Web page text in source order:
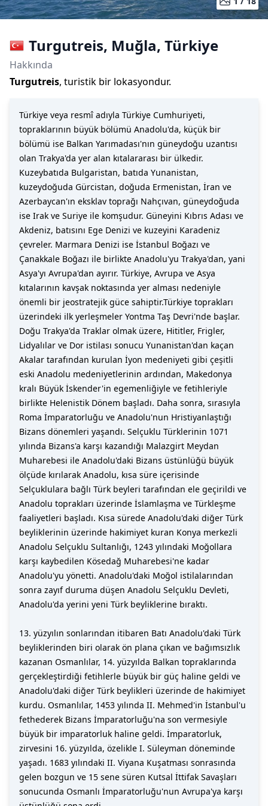
Turgutreis, Muğla, Türkiye
Hakkında
Turgutreis, turistik bir lokasyondur.
Türkiye veya resmî adıyla Türkiye Cumhuriyeti,
topraklarının büyük bölümü Anadolu'da, küçük bir
bölümü ise Balkan Yarımadası'nın güneydoğu uzantısı
olan Trakya'da yer alan kıtalararası bir ülkedir.
Kuzeybatıda Bulgaristan, batıda Yunanistan,
kuzeydoğuda Gürcistan, doğuda Ermenistan, İran ve
Azerbaycan'ın eksklav toprağı Nahçıvan, güneydoğuda
ise Irak ve Suriye ile komşudur. Güneyini Kıbrıs Adası ve
Akdeniz, batısını Ege Denizi ve kuzeyini Karadeniz
çevreler. Marmara Denizi ise İstanbul Boğazı ve
Çanakkale Boğazı ile birlikte Anadolu'yu Trakya'dan, yani
Asya'yı Avrupa'dan ayırır. Türkiye, Avrupa ve Asya
kıtalarının kavşak noktasında yer alması nedeniyle
önemli bir jeostratejik güce sahiptir.Türkiye toprakları
üzerindeki ilk yerleşmeler Yontma Taş Devri'nde başlar.
Doğu Trakya'da Traklar olmak üzere, Hititler, Frigler,
Lidyalılar ve Dor istilası sonucu Yunanistan'dan kaçan
Akalar tarafından kurulan İyon medeniyeti gibi çeşitli
eski Anadolu medeniyetlerinin ardından, Makedonya
kralı Büyük İskender'in egemenliğiyle ve fetihleriyle
birlikte Helenistik Dönem başladı. Daha sonra, sırasıyla
Roma İmparatorluğu ve Anadolu'nun Hristiyanlaştığı
Bizans dönemleri yaşandı. Selçuklu Türklerinin 1071
yılında Bizans'a karşı kazandığı Malazgirt Meydan
Muharebesi ile Anadolu'daki Bizans üstünlüğü büyük
ölçüde kırılarak Anadolu, kısa süre içerisinde
Selçuklulara bağlı Türk beyleri tarafından ele geçirildi ve
Anadolu toprakları üzerinde İslamlaşma ve Türkleşme
faaliyetleri başladı. Kısa sürede Anadolu'daki diğer Türk
beyliklerinin üzerinde hakimiyet kuran Konya merkezli
Anadolu Selçuklu Sultanlığı, 1243 yılındaki Moğollara
karşı kaybedilen Kösedağ Muharebesi'ne kadar
Anadolu'yu yönetti. Anadolu'daki Moğol istilalarından
sonra zayıf duruma düşen Anadolu Selçuklu Devleti,
Anadolu'da yerini yeni Türk beyliklerine bıraktı.
13. yüzyılın sonlarından itibaren Batı Anadolu'daki Türk
beyliklerinden biri olarak ön plana çıkan ve bağımsızlık
kazanan Osmanlılar, 14. yüzyılda Balkan topraklarında
gerçekleştirdiği fetihlerle büyük bir güç haline geldi ve
Anadolu'daki diğer Türk beylikleri üzerinde de hakimiyet
kurdu. Osmanlılar, 1453 yılında II. Mehmed'in İstanbul'u
fethederek Bizans İmparatorluğu'na son vermesiyle
büyük bir imparatorluk haline geldi. İmparatorluk,
zirvesini 16. yüzyılda, özelikle I. Süleyman döneminde
yaşadı. 1683 yılındaki II. Viyana Kuşatması sonrasında
gelen bozgun ve 15 sene süren Kutsal İttifak Savaşları
sonucunda Osmanlı İmparatorluğu'nun Avrupa'ya karşı